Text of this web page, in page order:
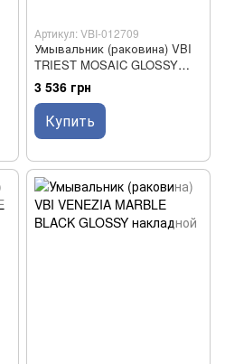
Артикул: VBI-012709
Умывальник (раковина) VBI
TRIEST MOSAIC GLOSSY
накладной
3 536 грн
Купить